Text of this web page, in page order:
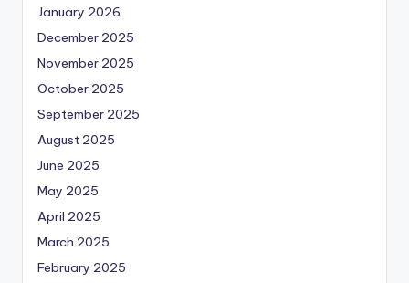
January 2026
December 2025
November 2025
October 2025
September 2025
August 2025
June 2025
May 2025
April 2025
March 2025
February 2025